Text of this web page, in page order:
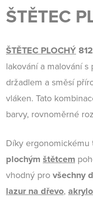
ŠTĚTEC
ŠTĚTEC PLOCHÝ
lakování a malování
držadlem a směsí
vláken. Tato
barvy, rovnoměrné
Díky
plochýmštětcem
vhodný pro všechny
lazur na dřevo,